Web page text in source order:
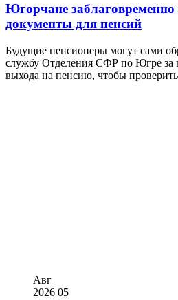
Югорчане заблаговременно
документы для пенсий
Будущие пенсионеры могут сами
службу Отделения СФР по Югре за
выхода на пенсию, чтобы
Авг
2026 05